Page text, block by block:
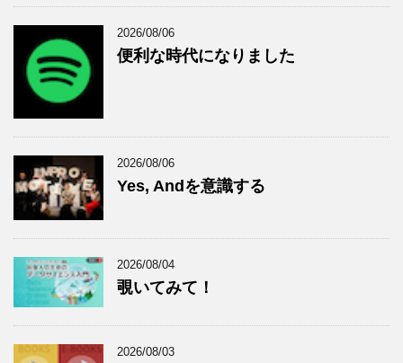
2026/08/06
便利な時代になりました
2026/08/06
Yes, Andを意識する
2026/08/04
覗いてみて！
2026/08/03